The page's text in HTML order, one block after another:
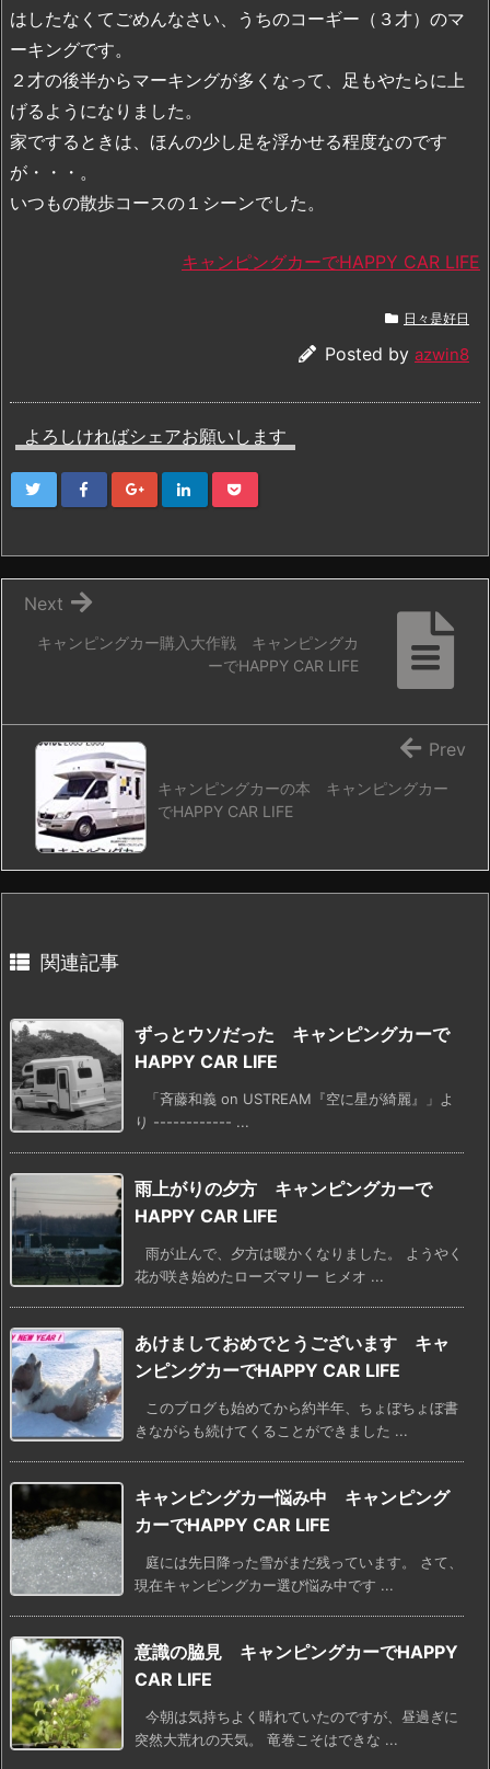
はしたなくてごめんなさい、うちのコーギー（３才）のマ
ーキングです。
２才の後半からマーキングが多くなって、足もやたらに上
げるようになりました。
家でするときは、ほんの少し足を浮かせる程度なのです
が・・・。
いつもの散歩コースの１シーンでした。
キャンピングカーでHAPPY CAR LIFE
日々是好日
Posted by azwin8
よろしければシェアお願いします
キャンピングカー購入大作戦 キャンピングカ
ーでHAPPY CAR LIFE
Next
キャンピングカーの本 キャンピングカー
でHAPPY CAR LIFE
Prev
関連記事
ずっとウソだった キャンピングカーで
HAPPY CAR LIFE
「斉藤和義 on USTREAM『空に星が綺麗』」よ
り ------------ ...
雨上がりの夕方 キャンピングカーで
HAPPY CAR LIFE
雨が止んで、夕方は暖かくなりました。 ようやく
花が咲き始めたローズマリー ヒメオ ...
あけましておめでとうございます キャ
ンピングカーでHAPPY CAR LIFE
このブログも始めてから約半年、ちょぼちょぼ書
きながらも続けてくることができました ...
キャンピングカー悩み中 キャンピング
カーでHAPPY CAR LIFE
庭には先日降った雪がまだ残っています。 さて、
現在キャンピングカー選び悩み中です ...
意識の脇見 キャンピングカーでHAPPY
CAR LIFE
今朝は気持ちよく晴れていたのですが、昼過ぎに
突然大荒れの天気。 竜巻こそはできな ...